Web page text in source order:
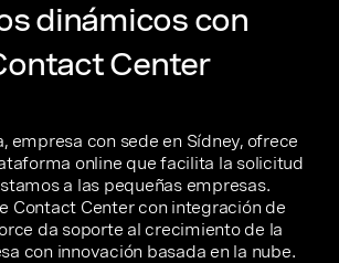
dinámicos con
Center
empresa con sede en Sídney, ofrece
online que facilita la solicitud
a las pequeñas empresas.
Contact Center con integración de
da soporte al crecimiento de la
con innovación basada en la nube.